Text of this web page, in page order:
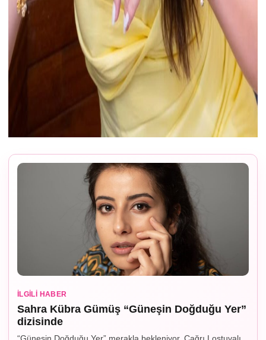
İLGILI HABER
Sahra Kübra Gümüş “Güneşin Doğduğu Yer”
dizisinde